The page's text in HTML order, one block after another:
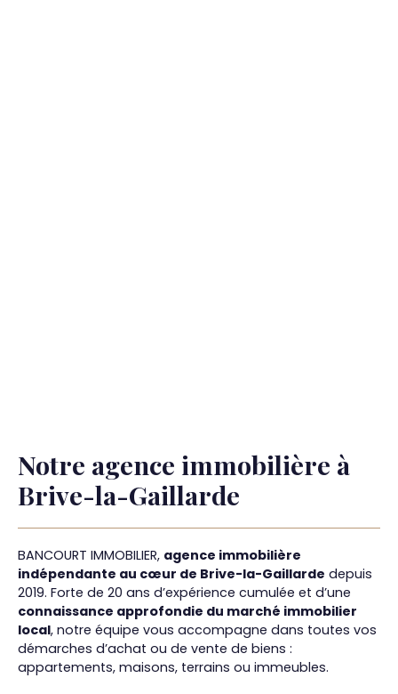
Notre agence immobilière à
Brive-la-Gaillarde
BANCOURT IMMOBILIER, agence immobilière
indépendante au cœur de Brive-la-Gaillarde depuis
2019. Forte de 20 ans d’expérience cumulée et d’une
connaissance approfondie du marché immobilier
local, notre équipe vous accompagne dans toutes vos
démarches d’achat ou de vente de biens :
appartements, maisons, terrains ou immeubles.